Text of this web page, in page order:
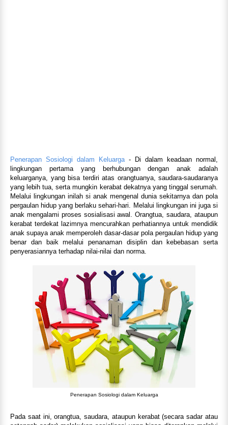
Penerapan Sosiologi dalam Keluarga- Di dalam keadaan normal,
lingkungan pertama yang berhubungan dengan anak adalah
keluarganya, yang bisa terdiri atas orangtuanya, saudara-saudaranya
yang lebih tua, serta mungkin kerabat dekatnya yang tinggal serumah.
Melalui lingkungan inilah si anak mengenal dunia sekitarnya dan pola
pergaulan hidup yang berlaku sehari-hari. Melalui lingkungan ini juga si
anak mengalami proses sosialisasi awal. Orangtua, saudara, ataupun
kerabat terdekat lazimnya mencurahkan perhatiannya untuk mendidik
anak supaya anak memperoleh dasar-dasar pola pergaulan hidup yang
benar dan baik melalui penanaman disiplin dan kebebasan serta
penyerasiannya terhadap nilai-nilai dan norma.
Penerapan Sosiologi dalam Keluarga
Pada saat ini, orangtua, saudara, ataupun kerabat (secara sadar atau